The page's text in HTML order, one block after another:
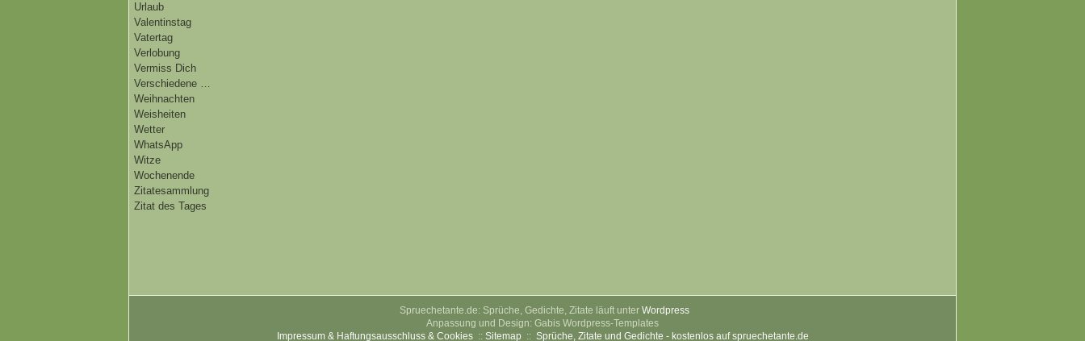
Urlaub
Valentinstag
Vatertag
Verlobung
Vermiss Dich
Verschiedene …
Weihnachten
Weisheiten
Wetter
WhatsApp
Witze
Wochenende
Zitatesammlung
Zitat des Tages
Spruechetante.de: Sprüche, Gedichte, Zitate läuft unter Wordpress
Anpassung und Design: Gabis Wordpress-Templates
Impressum & Haftungsausschluss & Cookies:: Sitemap :: Sprüche, Zitate und Gedichte - kostenlos auf spruechetante.de